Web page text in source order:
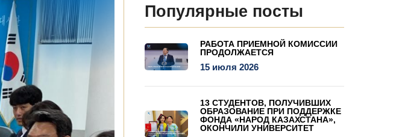
Популярные посты
РАБОТА ПРИЕМНОЙ КОМИССИИ
ПРОДОЛЖАЕТСЯ
15 июля 2026
13 СТУДЕНТОВ, ПОЛУЧИВШИХ
ОБРАЗОВАНИЕ ПРИ ПОДДЕРЖКЕ
ФОНДА «НАРОД КАЗАХСТАНА»,
ОКОНЧИЛИ УНИВЕРСИТЕТ